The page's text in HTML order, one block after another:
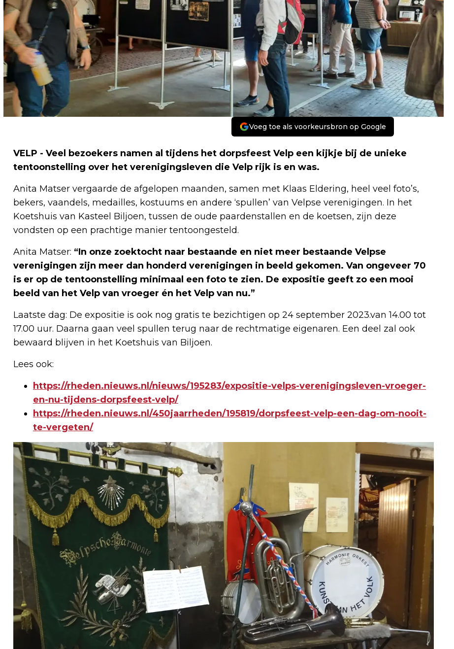
Voeg toe als voorkeursbron op Google
VELP - Veel bezoekers namen al tijdens het dorpsfeest Velp een kijkje bij de unieke
tentoonstelling over het verenigingsleven die Velp rijk is en was.
Anita Matser vergaarde de afgelopen maanden, samen met Klaas Eldering, heel veel foto’s,
bekers, vaandels, medailles, kostuums en andere ‘spullen’ van Velpse verenigingen. In het
Koetshuis van Kasteel Biljoen, tussen de oude paardenstallen en de koetsen, zijn deze
vondsten op een prachtige manier tentoongesteld.
Anita Matser: “In onze zoektocht naar bestaande en niet meer bestaande Velpse
verenigingen zijn meer dan honderd verenigingen in beeld gekomen. Van ongeveer 70
is er op de tentoonstelling minimaal een foto te zien. De expositie geeft zo een mooi
beeld van het Velp van vroeger én het Velp van nu.”
Laatste dag: De expositie is ook nog gratis te bezichtigen op 24 september 2023.van 14.00 tot
17.00 uur. Daarna gaan veel spullen terug naar de rechtmatige eigenaren. Een deel zal ook
bewaard blijven in het Koetshuis van Biljoen.
Lees ook:
https://rheden.nieuws.nl/nieuws/195283/expositie-velps-verenigingsleven-vroeger-
en-nu-tijdens-dorpsfeest-velp/
https://rheden.nieuws.nl/450jaarrheden/195819/dorpsfeest-velp-een-dag-om-nooit-
te-vergeten/